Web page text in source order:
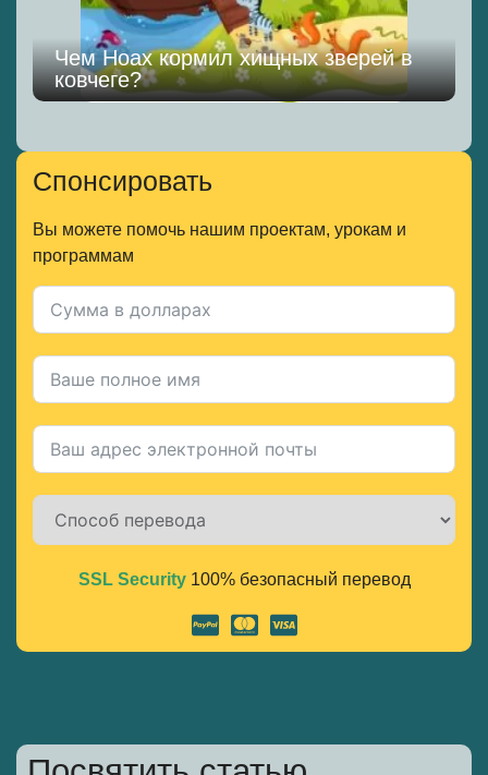
Чем Ноах кормил хищных зверей в
ковчеге?
Спонсировать
Вы можете помочь нашим проектам, урокам и
программам
Alternative:
SSL Security100% безопасный перевод